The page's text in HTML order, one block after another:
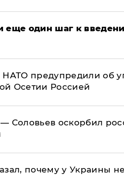
еще один шаг к
предупредили об
Осетии Россией
Соловьев оскорбил
почему у Украины